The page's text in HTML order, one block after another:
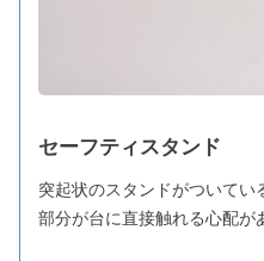
セーフティスタンド
突起状のスタンドがついてい
部分が台に直接触れる心配が